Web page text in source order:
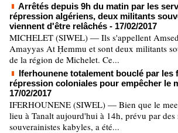
Arrêtés depuis 9h du matin par les
répression algériens, deux militants
viennent d'être relâchés - 17/02/2017
MICHELET (SIWEL) — Ils s'appellent
Amayyas At Ḥemmu et sont deux militants
de la région de Michelet. Ce...
Iferhounene totalement bouclé par les
répression coloniales pour empêcher le
17/02/2017
IFERHOUNENE (SIWEL) — Bien que le
lieu à Tanalt aujourd'hui à 14h, prévu par
souverainistes kabyles, a été...